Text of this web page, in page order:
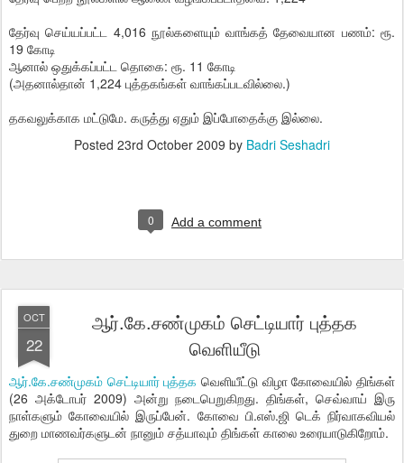
தேர்வு செய்யப்பட்ட 4,016 நூல்களையும் வாங்கத் தேவையான பணம்: ரூ.
19 கோடி
ஆனால் ஒதுக்கப்பட்ட தொகை: ரூ. 11 கோடி
(அதனால்தான் 1,224 புத்தகங்கள் வாங்கப்படவில்லை.)
தகவலுக்காக மட்டுமே. கருத்து ஏதும் இப்போதைக்கு இல்லை.
Posted 23rd October 2009 by Badri Seshadri
0 Add a comment
OCT
22
ஆர்.கே.சண்முகம் செட்டியார் புத்தக
வெளியீடு
ஆர்.கே.சண்முகம் செட்டியார் புத்தக வெளியீட்டு விழா கோவையில் திங்கள்
(26 அக்டோபர் 2009) அன்று நடைபெறுகிறது. திங்கள், செவ்வாய் இரு
நாள்களும் கோவையில் இருப்பேன். கோவை பி.எஸ்.ஜி டெக் நிர்வாகவியல்
துறை மாணவர்களுடன் நானும் சத்யாவும் திங்கள் காலை உரையாடுகிறோம்.